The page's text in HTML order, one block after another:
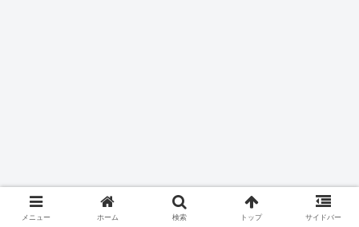
メニュー ホーム 検索 トップ サイドバー